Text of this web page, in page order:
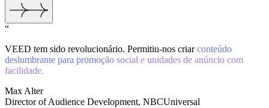
“
VEED tem sido revolucionário. Permitiu-nos criarconteúdo
deslumbrante para promoção social e unidades de anúncio com
facilidade.
Max Alter
Director of Audience Development, NBCUniversal